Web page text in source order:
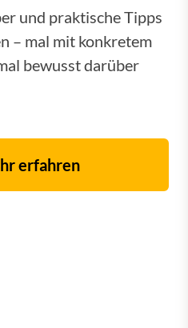
und praktische Tipps
– mal mit konkretem
bewusst darüber
erfahren